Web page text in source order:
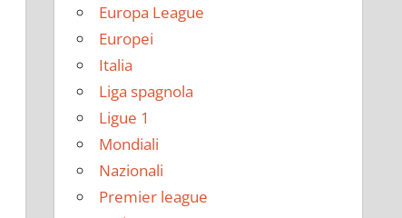
Europa League
Europei
Italia
Liga spagnola
Ligue 1
Mondiali
Nazionali
Premier league